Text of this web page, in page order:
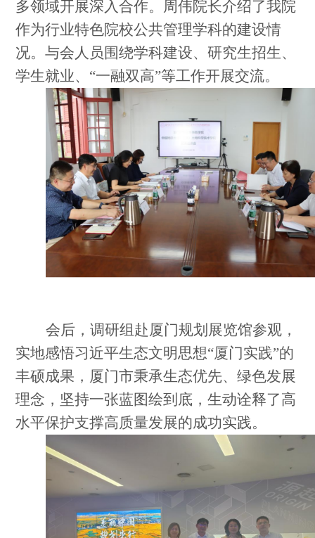
多领域开展深入合作。周伟院长介绍了我院
作为行业特色院校公共管理学科的建设情
况。与会人员围绕学科建设、研究生招生、
学生就业、“一融双高”等工作开展交流。
会后，调研组赴厦门规划展览馆参观，
实地感悟习近平生态文明思想“厦门实践”的
丰硕成果，厦门市秉承生态优先、绿色发展
理念，坚持一张蓝图绘到底，生动诠释了高
水平保护支撑高质量发展的成功实践。